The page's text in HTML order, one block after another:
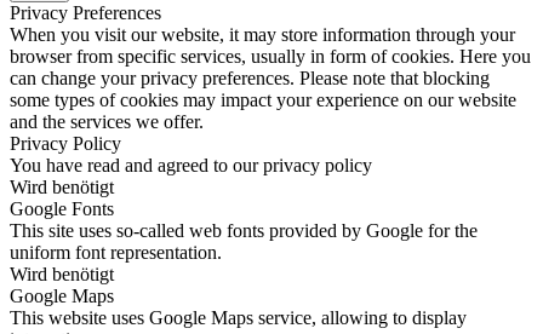
Privacy Preferences
When you visit our website, it may store information through your
browser from specific services, usually in form of cookies. Here you
can change your privacy preferences. Please note that blocking
some types of cookies may impact your experience on our website
and the services we offer.
Privacy Policy
You have read and agreed to our privacy policy
Wird benötigt
Google Fonts
This site uses so-called web fonts provided by Google for the
uniform font representation.
Wird benötigt
Google Maps
This website uses Google Maps service, allowing to display